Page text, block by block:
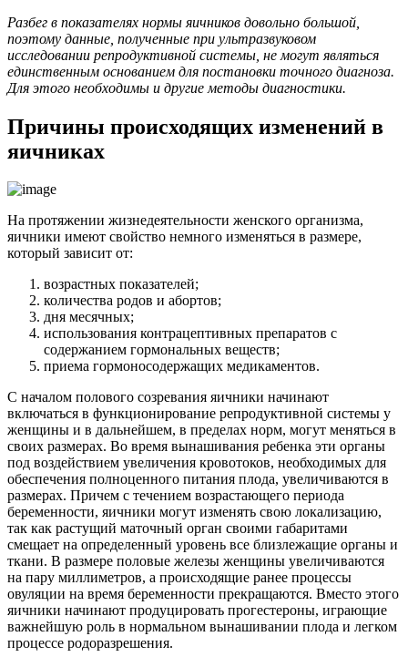
Разбег в показателях нормы яичников довольно большой,
поэтому данные, полученные при ультразвуковом
исследовании репродуктивной системы, не могут являться
единственным основанием для постановки точного диагноза.
Для этого необходимы и другие методы диагностики.
Причины происходящих изменений в
яичниках
На протяжении жизнедеятельности женского организма,
яичники имеют свойство немного изменяться в размере,
который зависит от:
возрастных показателей;
количества родов и абортов;
дня месячных;
использования контрацептивных препаратов с
содержанием гормональных веществ;
приема гормоносодержащих медикаментов.
С началом полового созревания яичники начинают
включаться в функционирование репродуктивной системы у
женщины и в дальнейшем, в пределах норм, могут меняться в
своих размерах. Во время вынашивания ребенка эти органы
под воздействием увеличения кровотоков, необходимых для
обеспечения полноценного питания плода, увеличиваются в
размерах. Причем с течением возрастающего периода
беременности, яичники могут изменять свою локализацию,
так как растущий маточный орган своими габаритами
смещает на определенный уровень все близлежащие органы и
ткани. В размере половые железы женщины увеличиваются
на пару миллиметров, а происходящие ранее процессы
овуляции на время беременности прекращаются. Вместо этого
яичники начинают продуцировать прогестероны, играющие
важнейшую роль в нормальном вынашивании плода и легком
процессе родоразрешения.